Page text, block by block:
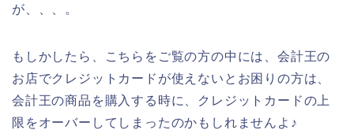
が、、、。
もしかしたら、こちらをご覧の方の中には、会計王の
お店でクレジットカードが使えないとお困りの方は、
会計王の商品を購入する時に、クレジットカードの上
限をオーバーしてしまったのかもしれませんよ♪